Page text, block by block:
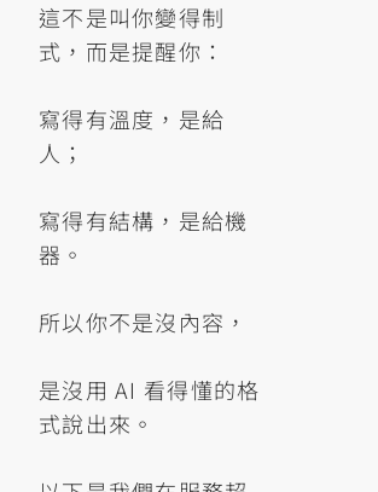
這不是叫你變得制
式，而是提醒你：
寫得有溫度，是給
人；
寫得有結構，是給機
器。
所以你不是沒內容，
是沒用 AI 看得懂的格
式說出來。